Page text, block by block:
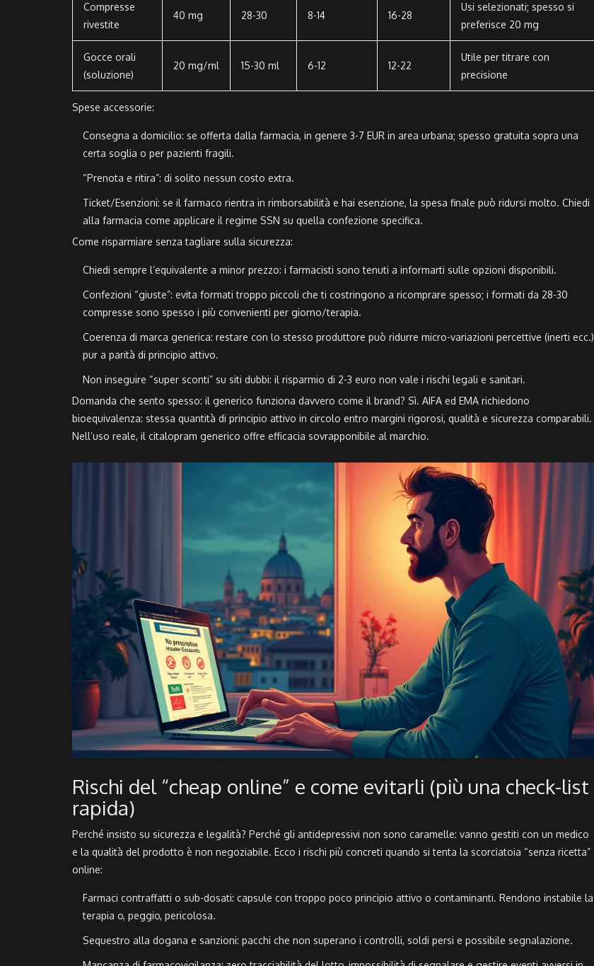
Compresse
rivestite
40 mg 28-30 8-14 16-28
Usi selezionati; spesso si
preferisce 20 mg
Gocce orali
(soluzione)
20 mg/ml 15-30 ml 6-12 12-22
Utile per titrare con
precisione
Spese accessorie:
Consegna a domicilio: se offerta dalla farmacia, in genere 3-7 EUR in area urbana; spesso gratuita sopra una
certa soglia o per pazienti fragili.
“Prenota e ritira”: di solito nessun costo extra.
Ticket/Esenzioni: se il farmaco rientra in rimborsabilità e hai esenzione, la spesa finale può ridursi molto. Chiedi
alla farmacia come applicare il regime SSN su quella confezione specifica.
Come risparmiare senza tagliare sulla sicurezza:
Chiedi sempre l’equivalente a minor prezzo: i farmacisti sono tenuti a informarti sulle opzioni disponibili.
Confezioni “giuste”: evita formati troppo piccoli che ti costringono a ricomprare spesso; i formati da 28-30
compresse sono spesso i più convenienti per giorno/terapia.
Coerenza di marca generica: restare con lo stesso produttore può ridurre micro-variazioni percettive (inerti ecc.)
pur a parità di principio attivo.
Non inseguire “super sconti” su siti dubbi: il risparmio di 2-3 euro non vale i rischi legali e sanitari.
Domanda che sento spesso: il generico funziona davvero come il brand? Sì. AIFA ed EMA richiedono
bioequivalenza: stessa quantità di principio attivo in circolo entro margini rigorosi, qualità e sicurezza comparabili.
Nell’uso reale, il citalopram generico offre efficacia sovrapponibile al marchio.
Rischi del “cheap online” e come evitarli (più una check-list
rapida)
Perché insisto su sicurezza e legalità? Perché gli antidepressivi non sono caramelle: vanno gestiti con un medico
e la qualità del prodotto è non negoziabile. Ecco i rischi più concreti quando si tenta la scorciatoia “senza ricetta”
online:
Farmaci contraffatti o sub-dosati: capsule con troppo poco principio attivo o contaminanti. Rendono instabile la
terapia o, peggio, pericolosa.
Sequestro alla dogana e sanzioni: pacchi che non superano i controlli, soldi persi e possibile segnalazione.